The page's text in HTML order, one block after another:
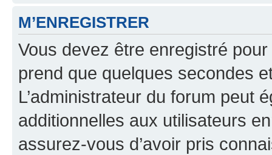
M’ENREGISTRER
Vous devez être enregistré
prend que quelques secondes
L’administrateur du forum peut
additionnelles aux utilisateurs
assurez-vous d’avoir pris